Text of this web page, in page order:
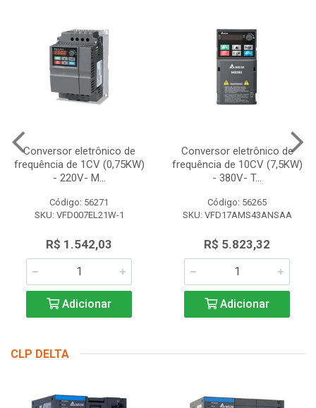
Conversor eletrônico de
frequência de 1CV (0,75KW)
- 220V- M...
Código: 56271
SKU: VFD007EL21W-1
R$ 1.542,03
Adicionar
Conversor eletrônico de
frequência de 10CV (7,5KW)
- 380V- T...
Código: 56265
SKU: VFD17AMS43ANSAA
R$ 5.823,32
Adicionar
CLP DELTA